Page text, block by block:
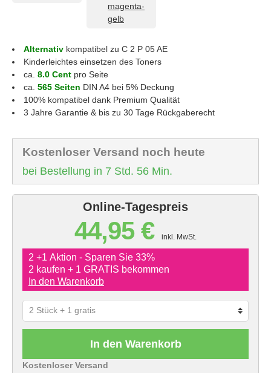
magenta-
gelb
Alternativ kompatibel zu C 2 P 05 AE
Kinderleichtes einsetzen des Toners
ca. 8.0 Cent pro Seite
ca. 565 Seiten DIN A4 bei 5% Deckung
100% kompatibel dank Premium Qualität
3 Jahre Garantie & bis zu 30 Tage Rückgaberecht
Kostenloser Versand noch heute
bei Bestellung in 7 Std. 56 Min.
Online-Tagespreis
44,95 € inkl. MwSt.
2 +1 Aktion - Sparen Sie 33%
2 kaufen + 1 GRATIS bekommen
In den Warenkorb
In den Warenkorb
Kostenloser Versand